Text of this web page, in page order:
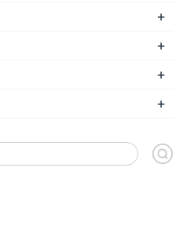
+
+
+
+